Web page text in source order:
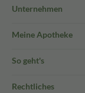
Unternehmen
Meine Apotheke
So geht's
Rechtliches